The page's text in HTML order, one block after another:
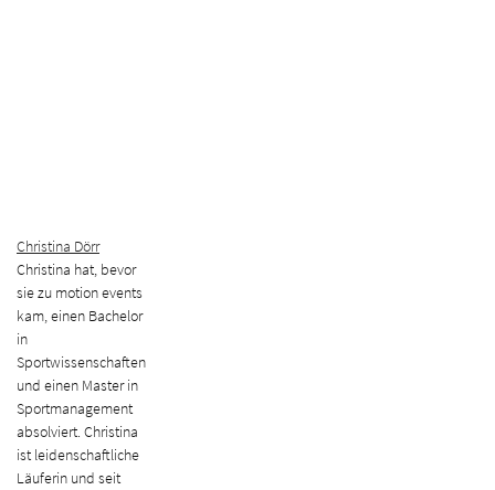
Christina Dörr
Christina hat, bevor
sie zu motion events
kam, einen Bachelor
in
Sportwissenschaften
und einen Master in
Sportmanagement
absolviert. Christina
ist leidenschaftliche
Läuferin und seit